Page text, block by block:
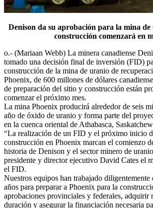
Denison da su aprobación para la mina
construcción comenzará en
o.- (Mariaan Webb) La minera canadiense
tomado una decisión final de inversión (FID)
construcción de la mina de uranio de
Phoenix, de 600 millones de dólares
de preparación del sitio y construcción están
comenzar el próximo mes.
La mina Phoenix producirá alrededor de seis
año de óxido de uranio y forma parte del
en la cuenca oriental de Athabasca,
“La realización de un FID y el próximo inicio
construcción en Phoenix marcan el comienzo
historia de Denison y el sector minero de
presidente y director ejecutivo David Cates el
el FID.
Nuestros equipos han trabajado
años para preparar a Phoenix para la
aprobaciones provinciales y federales, adquirir
duración y asegurar la financiación necesaria